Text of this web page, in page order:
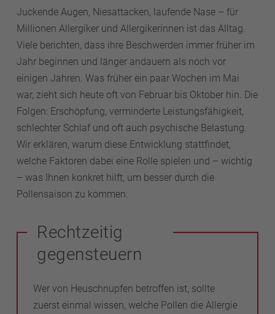
Juckende Augen, Niesattacken, laufende Nase – für
Millionen Allergiker und Allergikerinnen ist das Alltag.
Viele berichten, dass ihre Beschwerden immer früher im
Jahr beginnen und länger andauern als noch vor
einigen Jahren. Was früher ein paar Wochen im Mai
war, zieht sich heute oft von Februar bis Oktober hin. Die
Folgen: Erschöpfung, verminderte Leistungsfähigkeit,
schlechter Schlaf und oft auch psychische Belastung.
Wir erklären, warum diese Entwicklung stattfindet,
welche Faktoren dabei eine Rolle spielen und – wichtig
– was Ihnen konkret hilft, um besser durch die
Pollensaison zu kommen.
Rechtzeitig
gegensteuern
Wer von Heuschnupfen betroffen ist, sollte
zuerst einmal wissen, welche Pollen die Allergie